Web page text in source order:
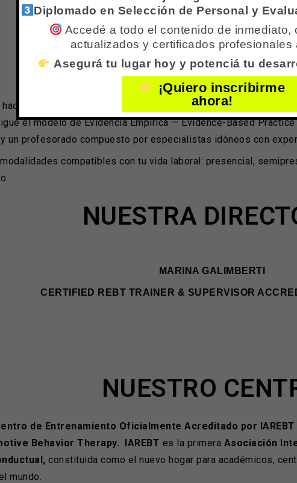
NUESTRO
está basado en la Terapia Racional Emotiva Cognitiva
el modelo de Evidencia Empírica — Evidence-Based
un profesorado compuesto por especialistas idóneos con
compatibles con tu vida laboral: presencial,
NUESTRA
MARINA GALIMBERTI
CERTIFIED REBT TRAINER & SUPERVISOR
NUESTRO
entro de Entrenamiento Oficialmente Acreditado por
Behavior Therapy. IAREBT es la primera Asociación
constituida como el nuevo hogar para académicos,
mundo.
Diplomado en Selección de Personal y
Accedé a todo el contenido de inmediato,
actualizados y certificados profesionales
Asegurá tu lugar hoy y potenciá tu
¡Quiero inscribirme
ahora!